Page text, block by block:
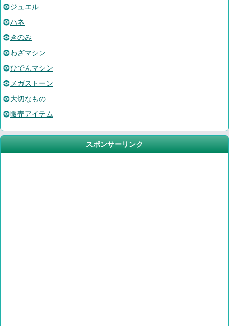
ジュエル
ハネ
きのみ
わざマシン
ひでんマシン
メガストーン
大切なもの
販売アイテム
スポンサーリンク